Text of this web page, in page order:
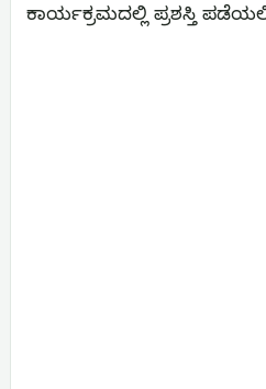
ಕಾರ್ಯಕ್ರಮದಲ್ಲಿ ಪ್ರಶಸ್ತಿ